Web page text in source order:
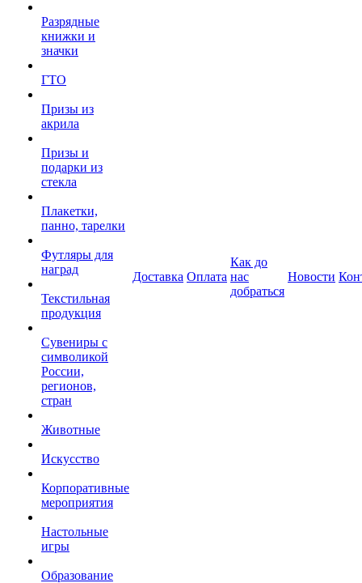
Разрядные
книжки и
значки
ГТО
Призы из
акрила
Призы и
подарки из
стекла
Плакетки,
панно, тарелки
Футляры для
наград
Текстильная
продукция
Сувениры с
символикой
России,
регионов,
стран
Животные
Искусство
Корпоративные
мероприятия
Настольные
игры
Образование
Доставка Оплата
Как до
нас
добраться
Новости